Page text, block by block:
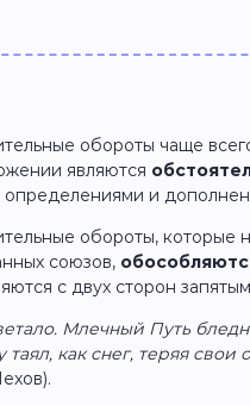
обороты чаще
являются
определениями и
обороты, которые
союзов,
с двух сторон
Млечный Путь
таял, как снег, теряя свои